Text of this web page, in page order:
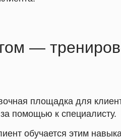
—
площадка для
помощью к специалисту.
обучается этим